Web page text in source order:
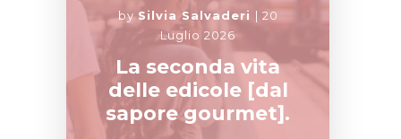
by Silvia Salvaderi
20
Luglio 2026
La seconda vita
delle edicole [dal
sapore gourmet].